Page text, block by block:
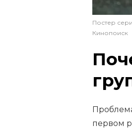
Постер
Кинопоиск
первом